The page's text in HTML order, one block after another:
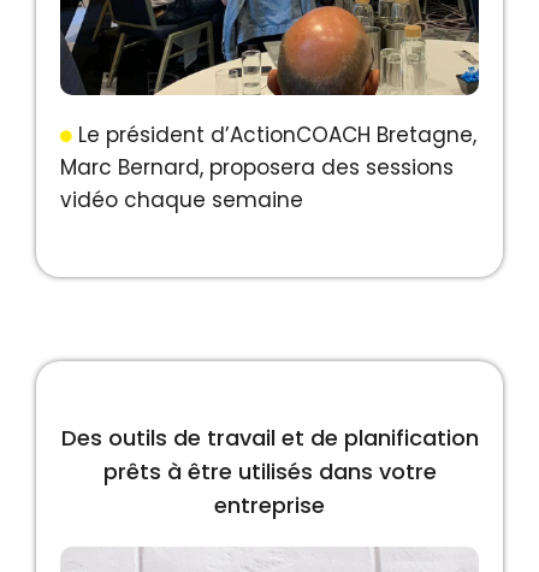
Le président d’ActionCOACH Bretagne,
Marc Bernard, proposera des sessions
vidéo chaque semaine
Des outils de travail et de planification
prêts à être utilisés dans votre
entreprise